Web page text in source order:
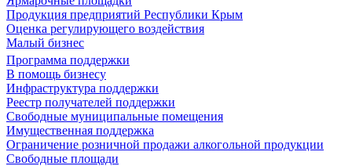
Продукция предприятий Республики Крым
Оценка регулирующего воздействия
Малый бизнес
Программа поддержки
В помощь бизнесу
Инфраструктура поддержки
Реестр получателей поддержки
Свободные муниципальные помещения
Имущественная поддержка
Ограничение розничной продажи алкогольной продукции
Свободные площади